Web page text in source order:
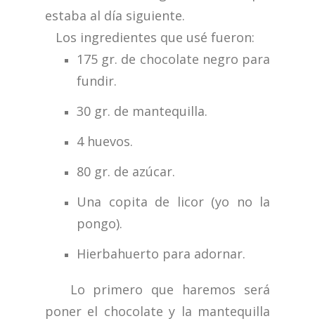
estaba al día siguiente.
Los ingredientes que usé fueron:
175 gr. de chocolate negro para
fundir.
30 gr. de mantequilla.
4 huevos.
80 gr. de azúcar.
Una copita de licor (yo no la
pongo).
Hierbahuerto para adornar.
Lo primero que haremos será
poner el chocolate y la mantequilla